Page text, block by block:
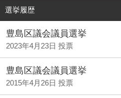
選挙履歴
豊島区議会議員選挙
2023年4月23日 投票
豊島区議会議員選挙
2015年4月26日 投票